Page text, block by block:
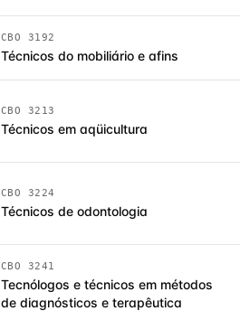
CBO 3192
Técnicos do mobiliário e afins
CBO 3213
Técnicos em aqüicultura
CBO 3224
Técnicos de odontologia
CBO 3241
Tecnólogos e técnicos em métodos
de diagnósticos e terapêutica